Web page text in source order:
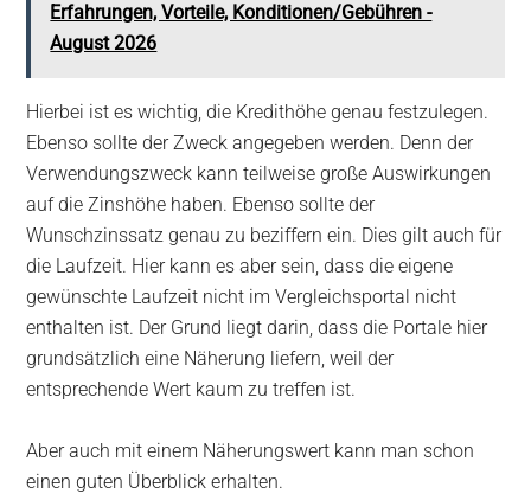
Erfahrungen, Vorteile, Konditionen/Gebühren -
August 2026
Hierbei ist es wichtig, die Kredithöhe genau festzulegen.
Ebenso sollte der Zweck angegeben werden. Denn der
Verwendungszweck kann teilweise große Auswirkungen
auf die Zinshöhe haben. Ebenso sollte der
Wunschzinssatz genau zu beziffern ein. Dies gilt auch für
die Laufzeit. Hier kann es aber sein, dass die eigene
gewünschte Laufzeit nicht im Vergleichsportal nicht
enthalten ist. Der Grund liegt darin, dass die Portale hier
grundsätzlich eine Näherung liefern, weil der
entsprechende Wert kaum zu treffen ist.
Aber auch mit einem Näherungswert kann man schon
einen guten Überblick erhalten.